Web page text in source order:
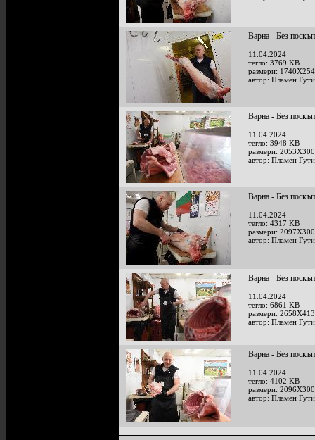
Варна - Без
11.04.2024
тегло: 3769 KB
размери:
автор: Пламен
Варна - Без
11.04.2024
тегло: 3948 KB
размери:
автор: Пламен
Варна - Без
11.04.2024
тегло: 4317 KB
размери:
автор: Пламен
Варна - Без
11.04.2024
тегло: 6861 KB
размери:
автор: Пламен
Варна - Без
11.04.2024
тегло: 4102 KB
размери:
автор: Пламен